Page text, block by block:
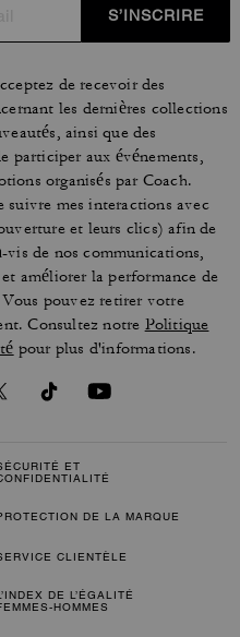
S’INSCRIRE
de recevoir des
les dernières collections
ainsi que des
participer aux événements,
organisés par Coach.
suivre mes interactions avec
et leurs clics) afin de
vis de nos communications,
améliorer la performance de
pouvez retirer votre
Consultez notre Politique
pour plus d'informations.
ET
DE LA MARQUE
CLIENTÈLE
DE L’ÉGALITÉ
HOMMES